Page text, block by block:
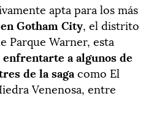
apta para los más
Gotham City, el distrito
Parque Warner, esta
enfrentarte a algunos de
de la saga como El
Venenosa, entre